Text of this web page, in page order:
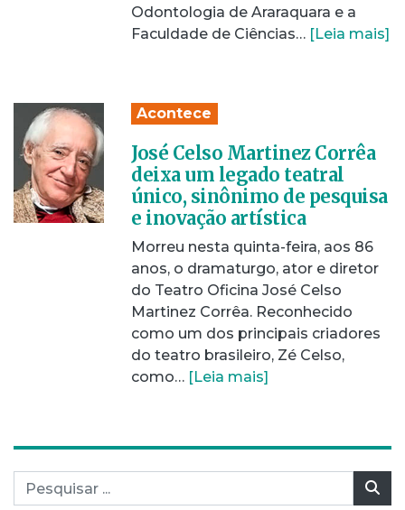
Odontologia de Araraquara e a
Faculdade de Ciências… [Leia mais]
Acontece
José Celso Martinez Corrêa
deixa um legado teatral
único, sinônimo de pesquisa
e inovação artística
Morreu nesta quinta-feira, aos 86
anos, o dramaturgo, ator e diretor
do Teatro Oficina José Celso
Martinez Corrêa. Reconhecido
como um dos principais criadores
do teatro brasileiro, Zé Celso,
como… [Leia mais]
Pesquisar por: